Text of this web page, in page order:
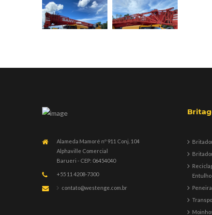
Alameda Mamoré nº 911 Conj. 104
Alphaville Comercial
Barueri - CEP: 06454040
+55 11 4208-7300
contato@westenge.com.br
Entulho